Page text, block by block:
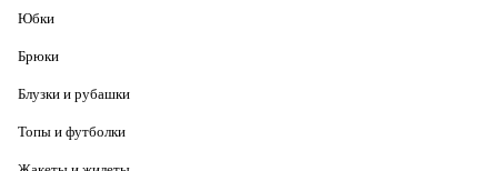
Юбки
Брюки
Блузки и рубашки
Топы и футболки